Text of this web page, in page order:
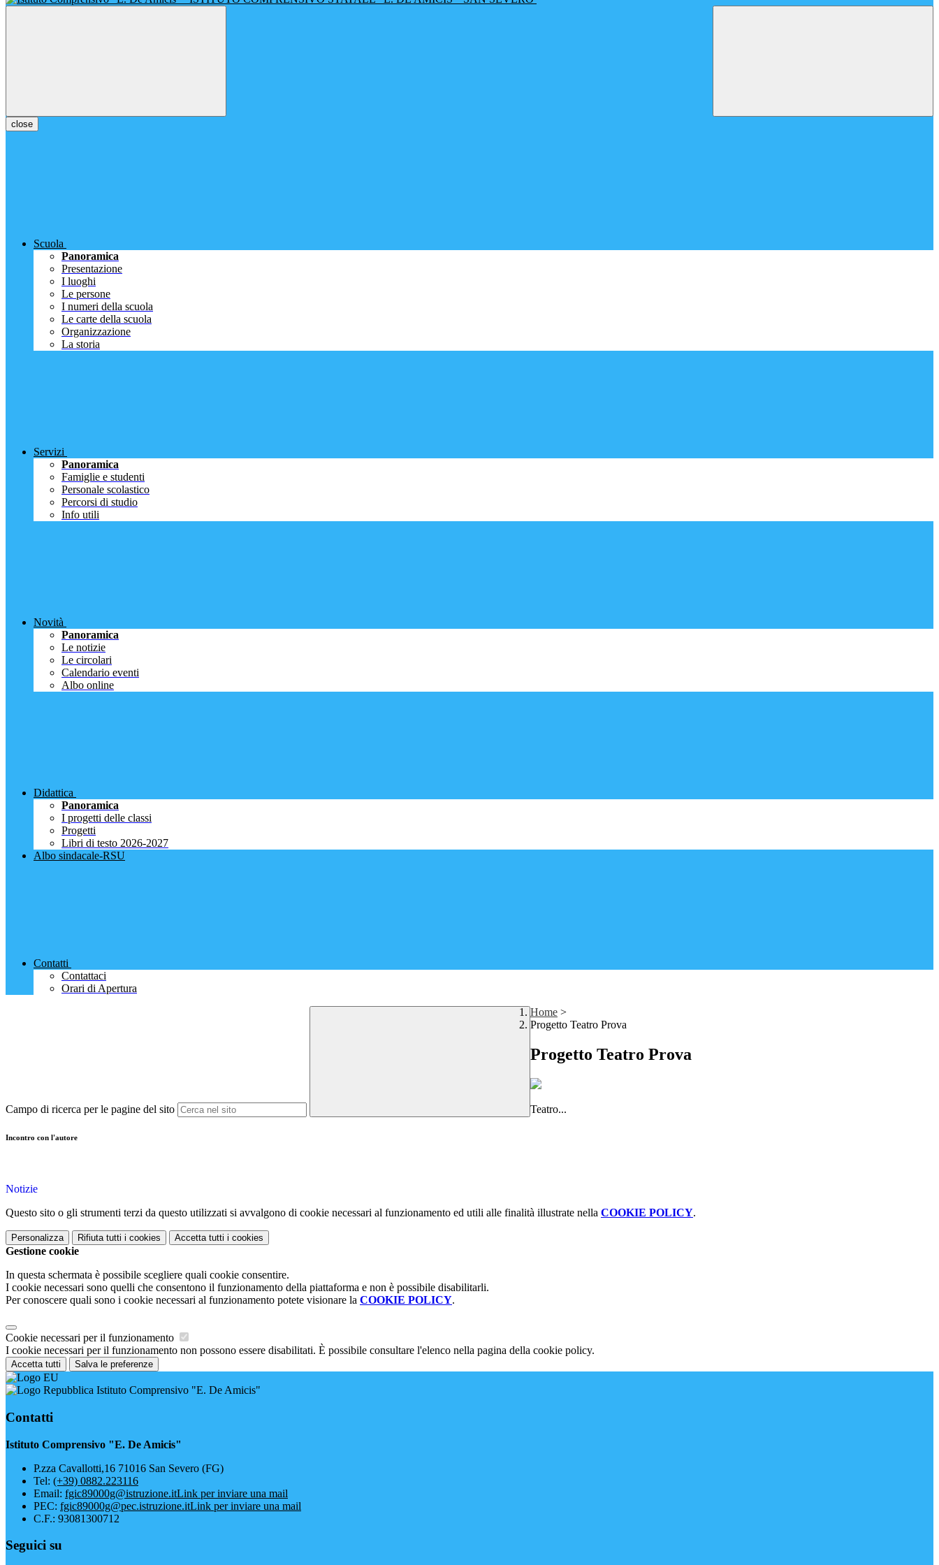
close
Scuola
Panoramica
Presentazione
I luoghi
Le persone
I numeri della scuola
Le carte della scuola
Organizzazione
La storia
Servizi
Panoramica
Famiglie e studenti
Personale scolastico
Percorsi di studio
Info utili
Novità
Panoramica
Le notizie
Le circolari
Calendario eventi
Albo online
Didattica
Panoramica
I progetti delle classi
Progetti
Libri di testo 2026-2027
Albo sindacale-RSU
Contatti
Contattaci
Orari di Apertura
Campo di ricerca per le pagine del sito
Home >
Progetto Teatro Prova
Progetto Teatro Prova
Teatro...
Incontro con l'autore
Notizie
Questo sito o gli strumenti terzi da questo utilizzati si avvalgono di cookie necessari al funzionamento ed utili alle finalità illustrate nella COOKIE POLICY.
Personalizza Rifiuta tutti i cookies Accetta tutti i cookies
Gestione cookie
In questa schermata è possibile scegliere quali cookie consentire.
I cookie necessari sono quelli che consentono il funzionamento della piattaforma e non è possibile disabilitarli.
Per conoscere quali sono i cookie necessari al funzionamento potete visionare la COOKIE POLICY.
Cookie necessari per il funzionamento
I cookie necessari per il funzionamento non possono essere disabilitati. È possibile consultare l'elenco nella pagina della cookie policy.
Accetta tutti Salva le preferenze
Istituto Comprensivo "E. De Amicis"
Contatti
Istituto Comprensivo "E. De Amicis"
P.zza Cavallotti,16 71016 San Severo (FG)
Tel: (+39) 0882.223116
Email: fgic89000g@istruzione.itLink per inviare una mail
PEC: fgic89000g@pec.istruzione.itLink per inviare una mail
C.F.: 93081300712
Seguici su